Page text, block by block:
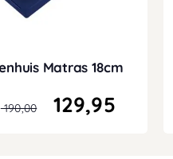
Matras 18cm
190,00 129,95